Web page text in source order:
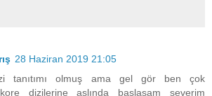
28 Haziran 2019 21:05
tanıtımı olmuş ama gel gör ben çok
kore dizilerine aslında başlasam severim